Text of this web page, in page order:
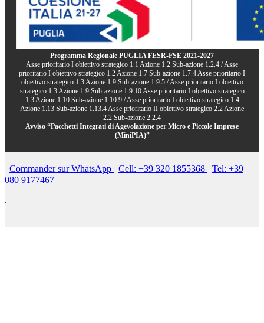
Programma Regionale PUGLIA FESR-FSE 2021-2027
Asse prioritario I obiettivo strategico 1.1 Azione 1.2 Sub-azione 1.2.4 / Asse
prioritario I obiettivo strategico 1.2 Azione 1.7 Sub-azione 1.7.4 Asse prioritario I
obiettivo strategico 1.3 Azione 1.9 Sub-azione 1.9.5 / Asse prioritario I obiettivo
strategico 1.3 Azione 1.9 Sub-azione 1.9.10 Asse prioritario I obiettivo strategico
1.3 Azione 1.10 Sub-azione 1.10.9 / Asse prioritario I obiettivo strategico 1.4
Azione 1.13 Sub-azione 1.13.4 Asse prioritario II obiettivo strategico 2.2 Azione
2.2 Sub-azione 2.2.4
Avviso “Pacchetti Integrati di Agevolazione per Micro e Piccole Imprese
(MiniPIA)”
Commander sur WhatsApp Cell: +39 320 1855368
Tel: +39
080 9177467
.